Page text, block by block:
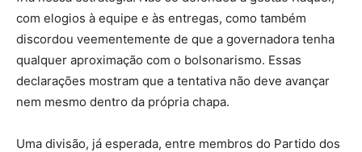
com elogios à equipe e às entregas, como também
discordou veementemente de que a governadora tenha
qualquer aproximação com o bolsonarismo. Essas
declarações mostram que a tentativa não deve avançar
nem mesmo dentro da própria chapa.
Uma divisão, já esperada, entre membros do Partido dos